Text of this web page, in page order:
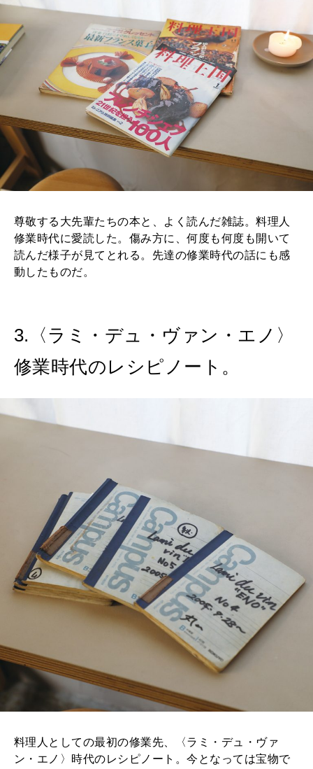
尊敬する大先輩たちの本と、よく読んだ雑誌。料理人
修業時代に愛読した。傷み方に、何度も何度も開いて
読んだ様子が見てとれる。先達の修業時代の話にも感
動したものだ。
3.〈ラミ・デュ・ヴァン・エノ〉
修業時代のレシピノート。
料理人としての最初の修業先、〈ラミ・デュ・ヴァ
ン・エノ〉時代のレシピノート。今となっては宝物で